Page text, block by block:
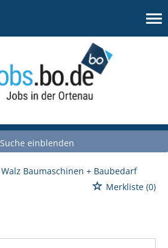
Suche einblenden
Walz Baumaschinen + Baubedarf
Merkliste (0)